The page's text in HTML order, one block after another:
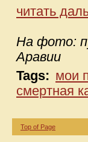
читать
На фото:
Аравии
Tags: мои
смертная
Top of Page